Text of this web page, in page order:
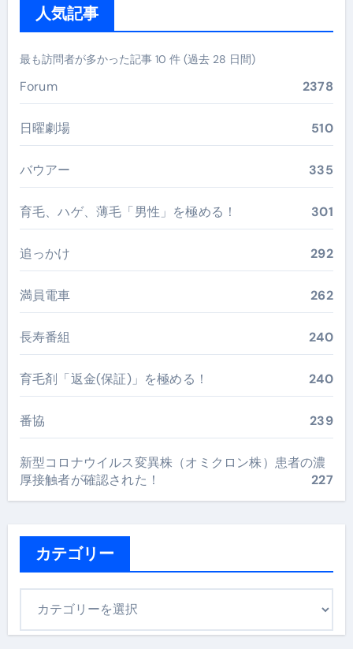
人気記事
最も訪問者が多かった記事 10 件 (過去 28 日間)
Forum 2378
日曜劇場 510
バウアー 335
育毛、ハゲ、薄毛「男性」を極める！ 301
追っかけ 292
満員電車 262
長寿番組 240
育毛剤「返金(保証)」を極める！ 240
番協 239
新型コロナウイルス変異株（オミクロン株）患者の濃
厚接触者が確認された！
227
カテゴリー